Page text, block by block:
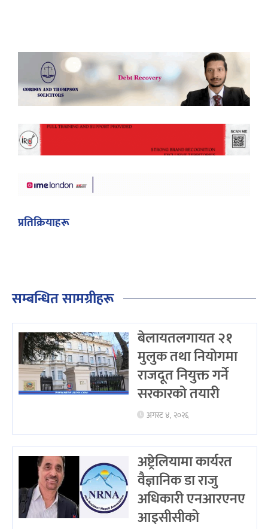
प्रतिक्रियाहरू
सम्बन्धित सामग्रीहरू
बेलायतलगायत २१
मुलुक तथा नियोगमा
राजदूत नियुक्त गर्ने
सरकारको तयारी
अगस्ट ४, २०२६
अष्ट्रेलियामा कार्यरत
वैज्ञानिक डा राजु
अधिकारी एनआरएनए
आइसीसीको